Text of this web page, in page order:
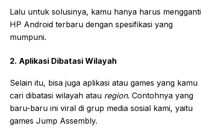
Lalu untuk solusinya, kamu hanya harus mengganti
HP Android terbaru dengan spesifikasi yang
mumpuni.
2. Aplikasi Dibatasi Wilayah
Selain itu, bisa juga aplikasi atau games yang kamu
cari dibatasi wilayah atau region. Contohnya yang
baru-baru ini viral di grup media sosial kami, yaitu
games Jump Assembly.